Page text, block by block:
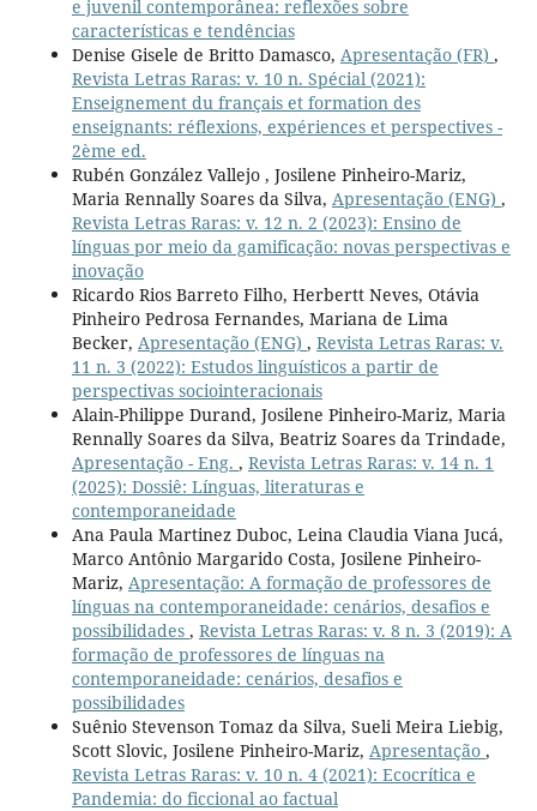
e juvenil contemporânea: reflexões sobre
características e tendências
Denise Gisele de Britto Damasco, Apresentação (FR) ,
Revista Letras Raras: v. 10 n. Spécial (2021):
Enseignement du français et formation des
enseignants: réflexions, expériences et perspectives -
2ème ed.
Rubén González Vallejo , Josilene Pinheiro-Mariz,
Maria Rennally Soares da Silva, Apresentação (ENG) ,
Revista Letras Raras: v. 12 n. 2 (2023): Ensino de
línguas por meio da gamificação: novas perspectivas e
inovação
Ricardo Rios Barreto Filho, Herbertt Neves, Otávia
Pinheiro Pedrosa Fernandes, Mariana de Lima
Becker, Apresentação (ENG) , Revista Letras Raras: v.
11 n. 3 (2022): Estudos linguísticos a partir de
perspectivas sociointeracionais
Alain-Philippe Durand, Josilene Pinheiro-Mariz, Maria
Rennally Soares da Silva, Beatriz Soares da Trindade,
Apresentação - Eng. , Revista Letras Raras: v. 14 n. 1
(2025): Dossiê: Línguas, literaturas e
contemporaneidade
Ana Paula Martinez Duboc, Leina Claudia Viana Jucá,
Marco Antônio Margarido Costa, Josilene Pinheiro-
Mariz, Apresentação: A formação de professores de
línguas na contemporaneidade: cenários, desafios e
possibilidades , Revista Letras Raras: v. 8 n. 3 (2019): A
formação de professores de línguas na
contemporaneidade: cenários, desafios e
possibilidades
Suênio Stevenson Tomaz da Silva, Sueli Meira Liebig,
Scott Slovic, Josilene Pinheiro-Mariz, Apresentação ,
Revista Letras Raras: v. 10 n. 4 (2021): Ecocrítica e
Pandemia: do ficcional ao factual